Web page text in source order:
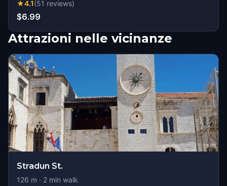
★4.1(51 reviews)
$6.99
Attrazioni nelle vicinanze
Stradun St.
126 m · 2 min walk